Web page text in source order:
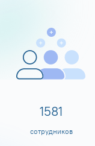
1600
сотрудников